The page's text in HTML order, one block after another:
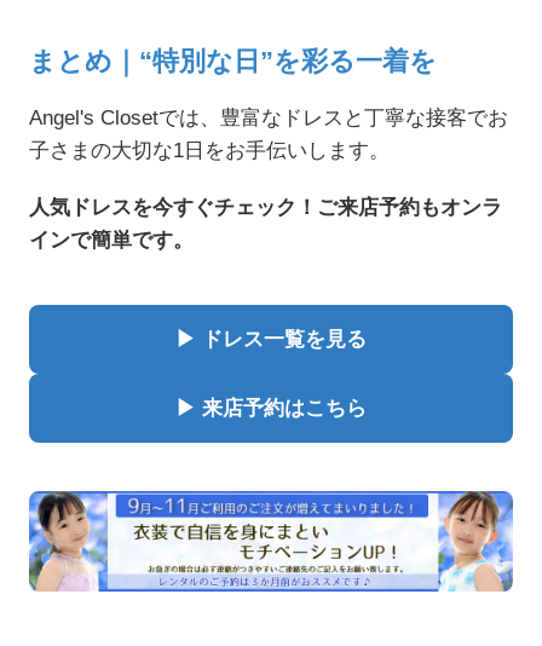
まとめ｜“特別な日”を彩る一着を
Angel's Closetでは、豊富なドレスと丁寧な接客でお
子さまの大切な1日をお手伝いします。
人気ドレスを今すぐチェック！ご来店予約もオンラ
インで簡単です。
▶ ドレス一覧を見る
▶ 来店予約はこちら